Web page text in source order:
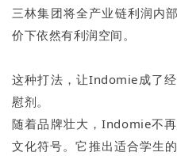
三林集团将全产业链利润内
价下依然有利润空间。
这种打法，让Indomie成了
慰剂。
随着品牌壮大，Indomie不
文化符号。它推出适合学生